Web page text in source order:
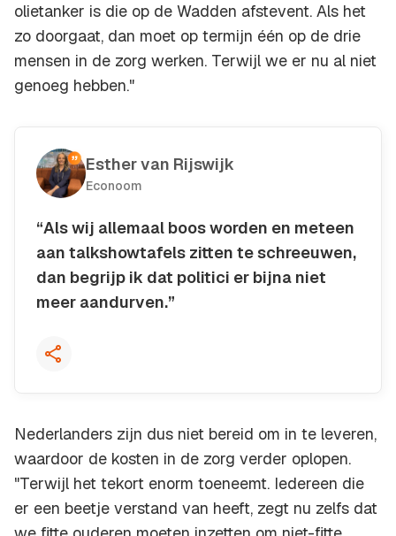
olietanker is die op de Wadden afstevent. Als het
zo doorgaat, dan moet op termijn één op de drie
mensen in de zorg werken. Terwijl we er nu al niet
genoeg hebben."
Esther van Rijswijk
Econoom
“Als wij allemaal boos worden en meteen
aan talkshowtafels zitten te schreeuwen,
dan begrijp ik dat politici er bijna niet
meer aandurven.”
Kopieer quote
Nederlanders zijn dus niet bereid om in te leveren,
waardoor de kosten in de zorg verder oplopen.
"Terwijl het tekort enorm toeneemt. Iedereen die
er een beetje verstand van heeft, zegt nu zelfs dat